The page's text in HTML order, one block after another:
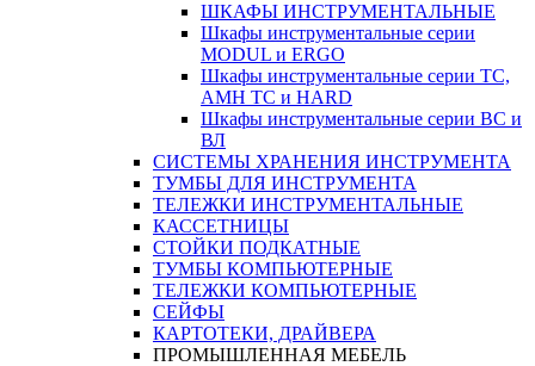
ШКАФЫ ИНСТРУМЕНТАЛЬНЫЕ
Шкафы инструментальные серии
MODUL и ERGO
Шкафы инструментальные серии ТС,
АМН ТС и HARD
Шкафы инструментальные серии ВС и
ВЛ
СИСТЕМЫ ХРАНЕНИЯ ИНСТРУМЕНТА
ТУМБЫ ДЛЯ ИНСТРУМЕНТА
ТЕЛЕЖКИ ИНСТРУМЕНТАЛЬНЫЕ
КАССЕТНИЦЫ
СТОЙКИ ПОДКАТНЫЕ
ТУМБЫ КОМПЬЮТЕРНЫЕ
ТЕЛЕЖКИ КОМПЬЮТЕРНЫЕ
СЕЙФЫ
КАРТОТЕКИ, ДРАЙВЕРА
ПРОМЫШЛЕННАЯ МЕБЕЛЬ